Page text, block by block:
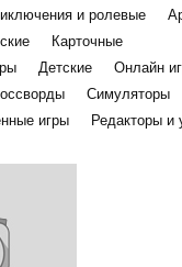
и ролевые
Карточные
Детские Онлайн
Симуляторы
игры
Редакторы и